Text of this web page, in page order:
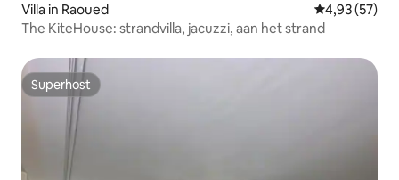
Villa in Raoued Gemiddelde
4,93 (57)
The KiteHouse: strandvilla, jacuzzi, aan het strand
Superhost
Superhost